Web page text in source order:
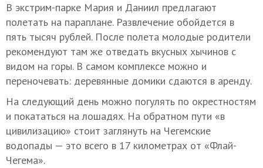
В экстрим-парке Мария и Даниил предлагают
полетать на параплане. Развлечение обойдется в
пять тысяч рублей. После полета молодые родители
рекомендуют там же отведать вкусных хычинов с
видом на горы. В самом комплексе можно и
переночевать: деревянные домики сдаются в аренду.
На следующий день можно погулять по окрестностям
и покататься на лошадях. На обратном пути «в
цивилизацию» стоит заглянуть на Чегемские
водопады — это всего в 17 километрах от «Флай-
Чегема».